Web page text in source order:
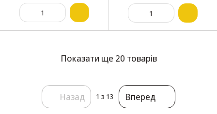
Показати ще 20 товарів
Назад 1 з 13 Вперед